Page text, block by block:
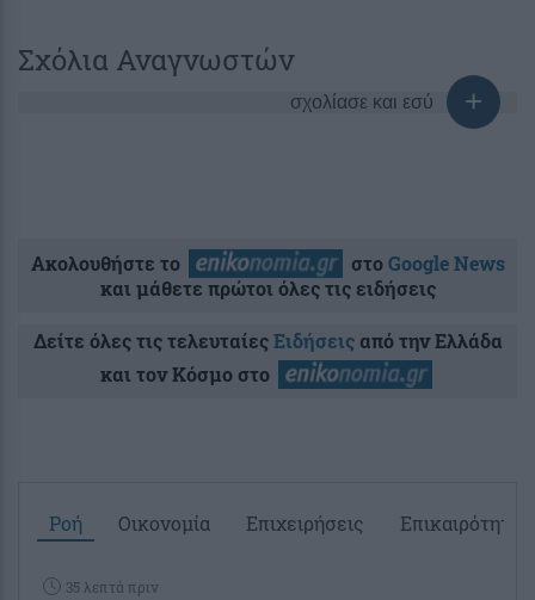
Σχόλια Αναγνωστών
σχολίασε και εσύ
Ακολουθήστε το στοGoogle News
και μάθετε πρώτοι όλες τις ειδήσεις
Δείτε όλες τις τελευταίεςΕιδήσειςαπό την Ελλάδα
και τον Κόσμο στο
Ροή Οικονομία Επιχειρήσεις Επικαιρότητα
35 λεπτά πριν